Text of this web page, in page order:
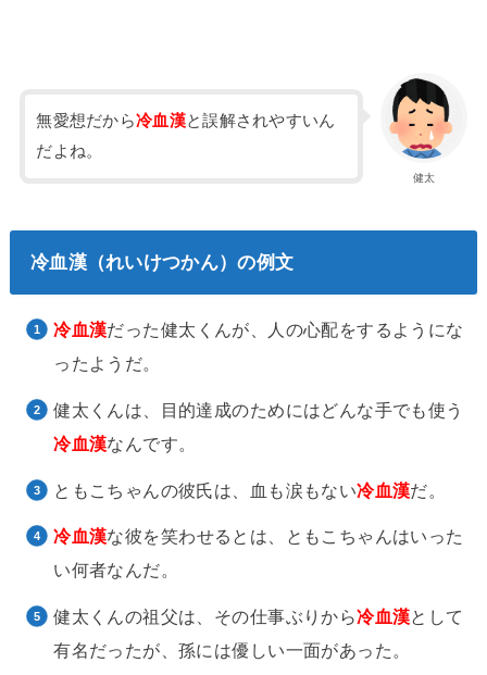
健太
無愛想だから冷血漢と誤解されやすいん
だよね。
冷血漢（れいけつかん）の例文
冷血漢だった健太くんが、人の心配をするようにな
ったようだ。
健太くんは、目的達成のためにはどんな手でも使う
冷血漢なんです。
ともこちゃんの彼氏は、血も涙もない冷血漢だ。
冷血漢な彼を笑わせるとは、ともこちゃんはいった
い何者なんだ。
健太くんの祖父は、その仕事ぶりから冷血漢として
有名だったが、孫には優しい一面があった。